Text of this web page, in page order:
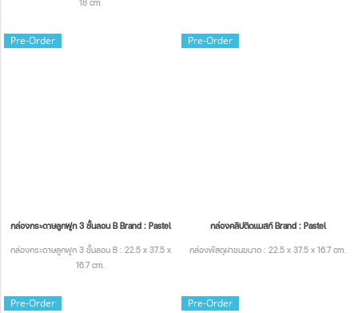
18 cm.
Pre-Order
กล่องกระดาษลูกฟูก 3 ชั้นลอน B Brand : Pastel
กล่องกระดาษลูกฟูก 3 ชั้นลอน B : 22.5 x 37.5 x
16.7 cm.
Pre-Order
กล่องคลิปติดแมสก์ Brand : Pastel
กล่องพัสดุฝาชนขนาด : 22.5 x 37.5 x 16.7 cm.
Pre-Order Pre-Order